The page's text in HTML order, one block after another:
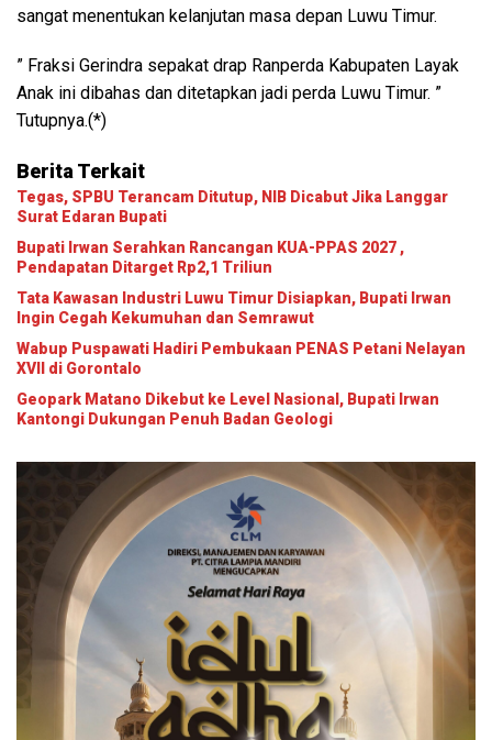
sangat menentukan kelanjutan masa depan Luwu Timur.
” Fraksi Gerindra sepakat drap Ranperda Kabupaten Layak
Anak ini dibahas dan ditetapkan jadi perda Luwu Timur. ”
Tutupnya.(*)
Berita Terkait
Tegas, SPBU Terancam Ditutup, NIB Dicabut Jika Langgar
Surat Edaran Bupati
Bupati Irwan Serahkan Rancangan KUA-PPAS 2027 ,
Pendapatan Ditarget Rp2,1 Triliun
Tata Kawasan Industri Luwu Timur Disiapkan, Bupati Irwan
Ingin Cegah Kekumuhan dan Semrawut
Wabup Puspawati Hadiri Pembukaan PENAS Petani Nelayan
XVII di Gorontalo
Geopark Matano Dikebut ke Level Nasional, Bupati Irwan
Kantongi Dukungan Penuh Badan Geologi